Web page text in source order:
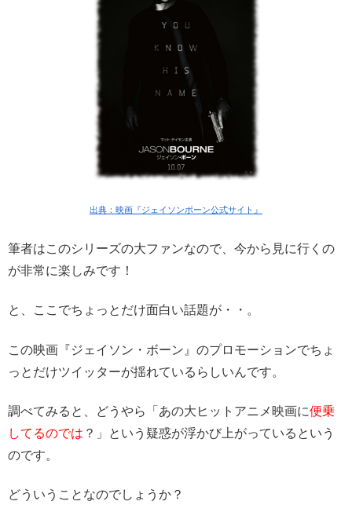
出典：映画『ジェイソンボーン公式サイト』
筆者はこのシリーズの大ファンなので、今から見に行くの
が非常に楽しみです！
と、ここでちょっとだけ面白い話題が・・。
この映画『ジェイソン・ボーン』のプロモーションでちょ
っとだけツイッターが揺れているらしいんです。
調べてみると、 どうやら「あの大ヒットアニメ映画に便乗
してるのでは ？」という疑惑が浮かび上がっているという
のです。
どういうことなのでしょうか？